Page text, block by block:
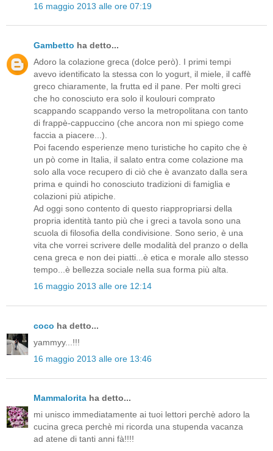
16 maggio 2013 alle ore 07:19
Gambetto ha detto...
Adoro la colazione greca (dolce però). I primi tempi
avevo identificato la stessa con lo yogurt, il miele, il caffè
greco chiaramente, la frutta ed il pane. Per molti greci
che ho conosciuto era solo il koulouri comprato
scappando scappando verso la metropolitana con tanto
di frappè-cappuccino (che ancora non mi spiego come
faccia a piacere...).
Poi facendo esperienze meno turistiche ho capito che è
un pò come in Italia, il salato entra come colazione ma
solo alla voce recupero di ciò che è avanzato dalla sera
prima e quindi ho conosciuto tradizioni di famiglia e
colazioni più atipiche.
Ad oggi sono contento di questo riappropriarsi della
propria identità tanto più che i greci a tavola sono una
scuola di filosofia della condivisione. Sono serio, è una
vita che vorrei scrivere delle modalità del pranzo o della
cena greca e non dei piatti...è etica e morale allo stesso
tempo...è bellezza sociale nella sua forma più alta.
16 maggio 2013 alle ore 12:14
coco ha detto...
yammyy...!!!
16 maggio 2013 alle ore 13:46
Mammalorita ha detto...
mi unisco immediatamente ai tuoi lettori perchè adoro la
cucina greca perchè mi ricorda una stupenda vacanza
ad atene di tanti anni fà!!!!